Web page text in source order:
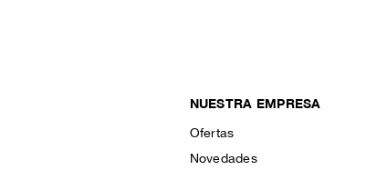
NUESTRA EMPRESA
Ofertas
Novedades